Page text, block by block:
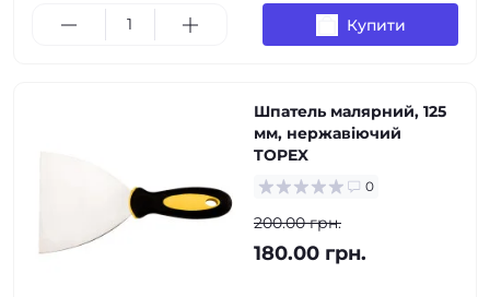
Купити
Шпатель малярний, 125
мм, нержавіючий
TOPEX
0
200.00 грн.
180.00 грн.